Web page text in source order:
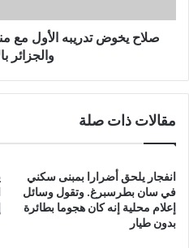
لـ
زامبياصلاح يخوض تدريبه الأول مع
والجزائر
مقالات ذات صلة
انفجار يلحق أضرارا بمبنى سكني
في سان بطرسبرغ. وتقول وسائل
إعلام محلية إنه كان هجوما بطائرة
بدون طيار